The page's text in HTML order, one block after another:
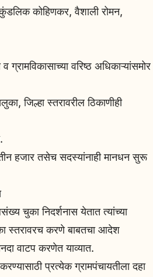
कोहिणकर, वैशाली रोमन,
वरिष्ठ अधिकाऱ्यांसमोर
जिल्हा स्तरावरील ठिकाणीही
हजार तसेच सदस्यांनाही मानधन सुरू
चुका निदर्शनास येतात त्यांच्या
स्तरावरच करणे बाबतचा आदेश
वाटप करणेत याव्यात.
प्रत्येक ग्रामपंचायतीला दहा